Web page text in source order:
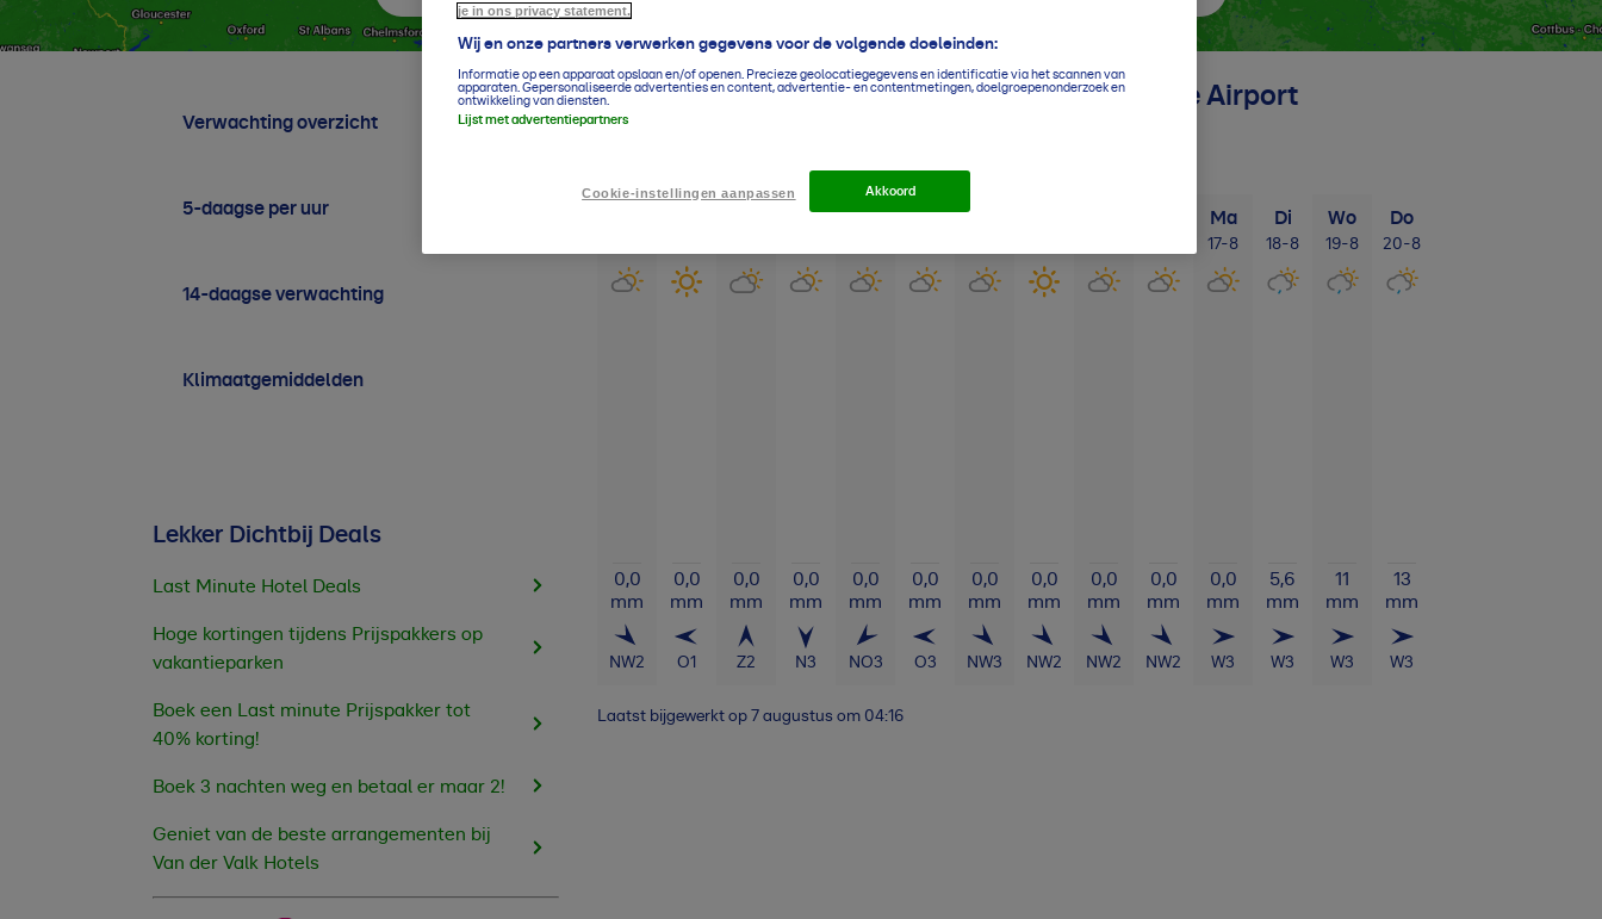
Verwachting overzicht
5-daagse per uur
14-daagse verwachting
Klimaatgemiddelden
Lekker Dichtbij Deals
Last Minute Hotel Deals
Hoge kortingen tijdens Prijspakkers op
vakantieparken
Boek een Last minute Prijspakker tot
40% korting!
Boek 3 nachten weg en betaal er maar 2!
Geniet van de beste arrangementen bij
Van der Valk Hotels
14-daagse verwachting Rotterdam The Hague Airport
0,0
mm
NW2
0,0
mm
O1
0,0
mm
Z2
Ma
0,0
mm
N3
Di
0,0
mm
NO3
Wo
0,0
mm
O3
0,0
mm
NW3
0,0
mm
NW2
0,0
mm
NW2
0,0
mm
NW2
Ma
17-8
0,0
mm
W3
Di
18-8
5,6
mm
W3
Wo
19-8
11
mm
W3
Do
20-8
13
mm
W3
Laatst bijgewerkt op 7 augustus om 04:16
je in ons privacy statement.
Wij en onze partners verwerken gegevens voor de volgende doeleinden:
Informatie op een apparaat opslaan en/of openen. Precieze geolocatiegegevens en identificatie via het scannen van
apparaten. Gepersonaliseerde advertenties en content, advertentie- en contentmetingen, doelgroepenonderzoek en
ontwikkeling van diensten.
Lijst met advertentiepartners
Cookie-instellingen aanpassen Akkoord